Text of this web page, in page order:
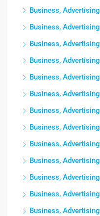
Business, Advertising
Business, Advertising
Business, Advertising
Business, Advertising
Business, Advertising
Business, Advertising
Business, Advertising
Business, Advertising
Business, Advertising
Business, Advertising
Business, Advertising
Business, Advertising
Business, Advertising